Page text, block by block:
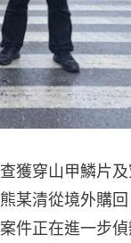
獲穿山甲鱗片及
某清從境外購回
件正在進一步